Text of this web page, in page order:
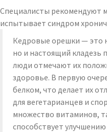
Специалисты рекомендуют
испытывает синдром
Кедровые орешки — это
но и настоящий кладезь
люди отмечают их
здоровье. В первую
белком, что делает их
для вегетарианцев и
множество витаминов,
способствует